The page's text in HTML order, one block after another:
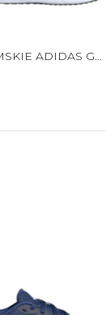
BUTY DAMSKIE ADIDAS GALAXY 7 RUNNING RÓŻOWE JP6592